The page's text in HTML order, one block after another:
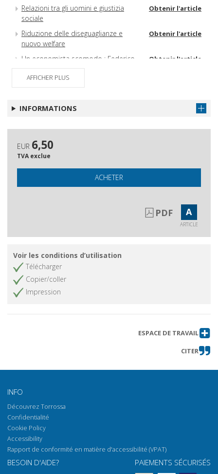
Relazioni tra gli uomini e giustizia
sociale
Obtenir l'article
Riduzione delle diseguaglianze e
nuovo welfare
Obtenir l'article
Un economista scomodo : Federico
Caffè
Obtenir l'article
Obtenir l'article
AFFICHER PLUS
INFORMATIONS
EUR 6,50
TVA exclue
ACHETER
PDF A
ARTICLE
Voir les conditions d’utilisation
Télécharger
Copier/coller
Impression
ESPACE DE TRAVAIL
CITER
INFO
Découvrez Torrossa
Confidentialité
Cookie Policy
Accessibility
Rapport de conformité en matière d'accessibilité (VPAT)
BESOIN D'AIDE? PAIEMENTS SÉCURISÉS